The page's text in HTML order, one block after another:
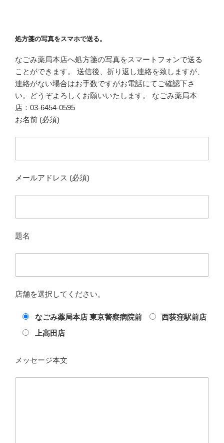
処方箋の写真をスマホで送る。
なごみ薬局本店へ処方箋の写真をスマートフォンで送る
ことができます。 送信後、折り返し連絡を致しますが、
連絡がない場合はお手数ですがお電話にてご確認下さ
い。どうぞよろしくお願いいたします。 なごみ薬局本
店：03-6454-0595
お名前 (必須)
メールアドレス (必須)
題名
店舗を選択してください。
なごみ薬局本店 東京警察病院前
西荻窪駅前店
上高田店
メッセージ本文